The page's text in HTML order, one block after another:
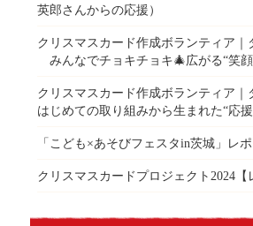
英郎さんからの応援）
クリスマスカード作成ボランティア｜
みんなでチョキチョキ🎄広がる“笑
クリスマスカード作成ボランティア｜
はじめての取り組みから生まれた“応
「こども×あそびフェスタin茨城」レポ
クリスマスカードプロジェクト2024【